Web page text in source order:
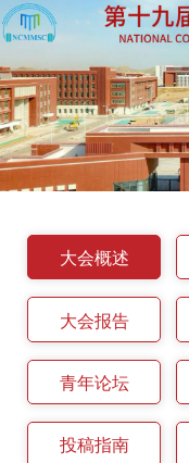
大会概述
大会报告
青年论坛
投稿指南